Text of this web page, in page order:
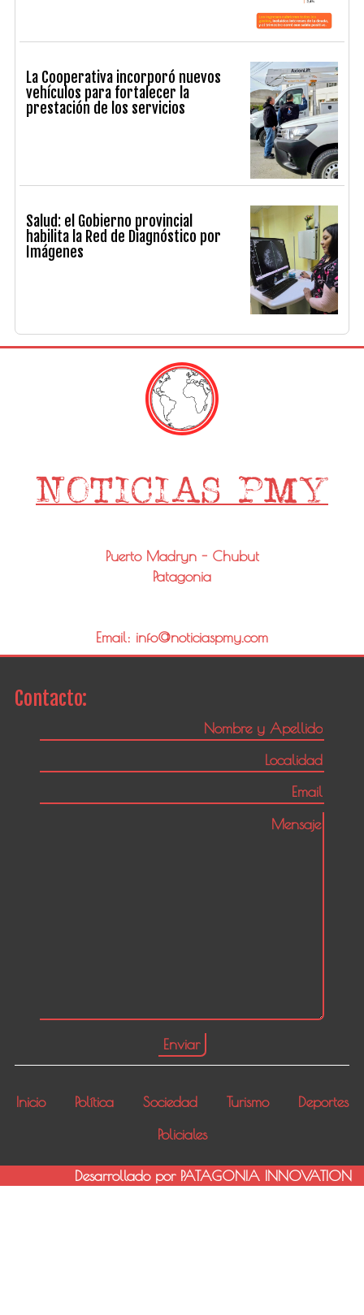
La Cooperativa incorporó nuevos
vehículos para fortalecer la
prestación de los servicios
Salud: el Gobierno provincial
habilita la Red de Diagnóstico por
Imágenes
Puerto Madryn - Chubut
Patagonia
Email: info@noticiaspmy.com
Contacto:
Inicio Política Sociedad Turismo
Deportes
Policiales
Desarrollado por PATAGONIA INNOVATION